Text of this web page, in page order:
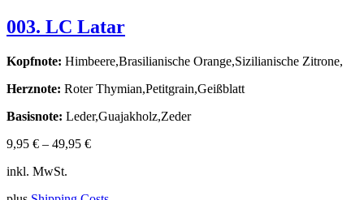
003. LC Latar
Kopfnote: Himbeere,Brasilianische Orange,Sizilianische Zitrone,
Herznote: Roter Thymian,Petitgrain,Geißblatt
Basisnote: Leder,Guajakholz,Zeder
9,95 € – 49,95 €
inkl. MwSt.